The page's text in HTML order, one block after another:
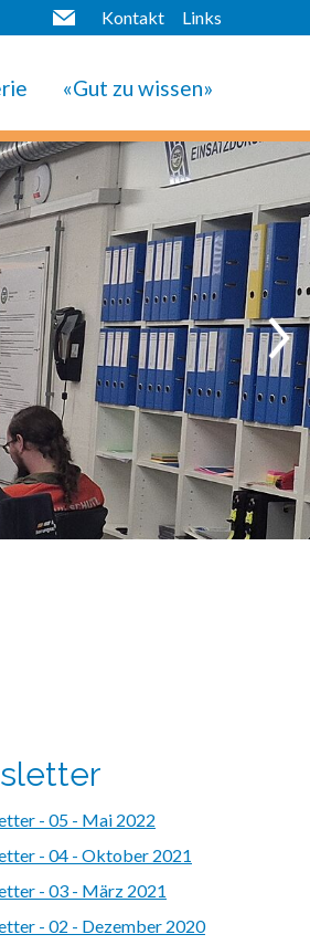
Links
Kontakt
«Gut zu wissen»
- 05 - Mai 2022
- 04 - Oktober 2021
- 03 - März 2021
- 02 - Dezember 2020